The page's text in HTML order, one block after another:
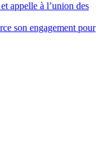
appelle à l’union des
son engagement pour